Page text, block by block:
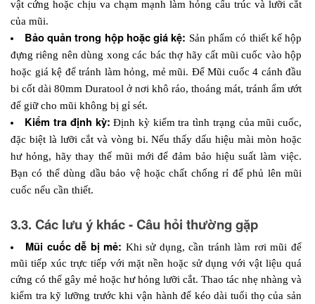
vật cứng hoặc chịu va chạm mạnh làm hỏng cấu trúc và lưỡi cắt
của mũi.
Bảo quản trong hộp hoặc giá kệ: Sản phẩm có thiết kế hộp
đựng riêng nên dùng xong các bác thợ hãy cất mũi cuốc vào hộp
hoặc giá kệ để tránh làm hỏng, mẻ mũi. Để Mũi cuốc 4 cánh đầu
bi cốt dài 80mm Duratool ở nơi khô ráo, thoáng mát, tránh ẩm ướt
để giữ cho mũi không bị gỉ sét.
Kiểm tra định kỳ: Định kỳ kiểm tra tình trạng của mũi cuốc,
đặc biệt là lưỡi cắt và vòng bi. Nếu thấy dấu hiệu mài mòn hoặc
hư hỏng, hãy thay thế mũi mới để đảm bảo hiệu suất làm việc.
Bạn có thể dùng dầu bảo vệ hoặc chất chống rỉ để phủ lên mũi
cuốc nếu cần thiết.
3.3. Các lưu ý khác - Câu hỏi thường gặp
Mũi cuốc dễ bị mẻ: Khi sử dụng, cần tránh làm rơi mũi để
mũi tiếp xúc trực tiếp với mặt nền hoặc sử dụng với vật liệu quá
cứng có thể gây mẻ hoặc hư hỏng lưỡi cắt. Thao tác nhẹ nhàng và
kiểm tra kỹ lưỡng trước khi vận hành để kéo dài tuổi thọ của sản